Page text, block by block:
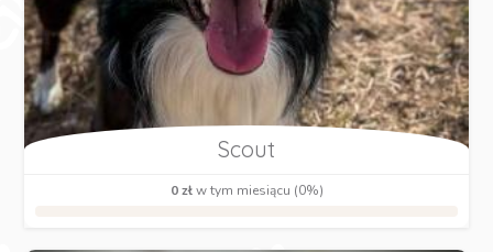
Scout
0 złw tym miesiącu (0%)